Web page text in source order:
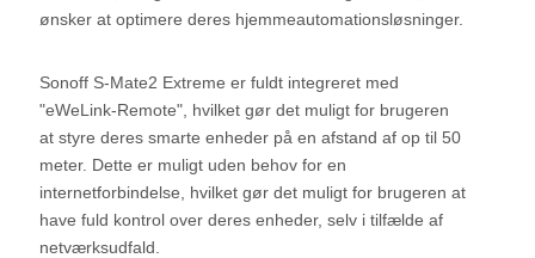
ønsker at optimere deres hjemmeautomationsløsninger.
Sonoff S-Mate2 Extreme er fuldt integreret med
"eWeLink-Remote", hvilket gør det muligt for brugeren
at styre deres smarte enheder på en afstand af op til 50
meter. Dette er muligt uden behov for en
internetforbindelse, hvilket gør det muligt for brugeren at
have fuld kontrol over deres enheder, selv i tilfælde af
netværksudfald.